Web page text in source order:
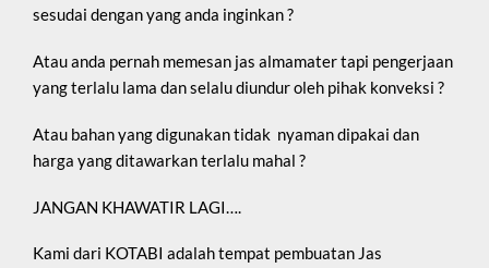
sesudai dengan yang anda inginkan ?
Atau anda pernah memesan jas almamater tapi pengerjaan
yang terlalu lama dan selalu diundur oleh pihak konveksi ?
Atau bahan yang digunakan tidak nyaman dipakai dan
harga yang ditawarkan terlalu mahal ?
JANGAN KHAWATIR LAGI….
Kami dari KOTABI adalah tempat pembuatan Jas